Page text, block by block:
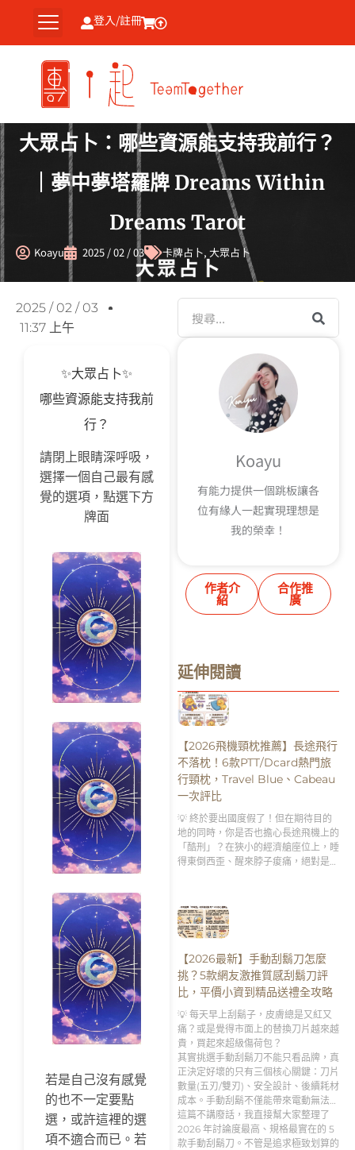
主
登入/註冊
大眾占卜：哪些資源能支持我前行？
｜夢中夢塔羅牌 Dreams Within
Dreams Tarot
Koayu 2025 / 02 / 03 卡牌占卜, 大眾占卜
2025 / 02 / 03
11:37 上午
✨大眾占卜✨
哪些資源能支持我前
行？
請閉上眼睛深呼吸，
選擇一個自己最有感
覺的選項，點選下方
牌面
若是自己沒有感覺
的也不一定要點
選，或許這裡的選
項不適合而已。若
Koayu
有能力提供一個跳板讓各
位有緣人一起實現理想是
我的榮幸！
作者介
紹
合作推
廣
延伸閱讀
【2026飛機頸枕推薦】長途飛行
不落枕！6款PTT/Dcard熱門旅
行頸枕，Travel Blue、Cabeau
一次評比
💡 終於要出國度假了！但在期待目的
地的同時，你是否也擔心長途飛機上的
「酷刑」？在狹小的經濟艙座位上，睡
得東倒西歪、醒來脖子痠痛，絕對是破
【2026最新】手動刮鬍刀怎麼
挑？5款網友激推質感刮鬍刀評
比，平價小資到精品送禮全攻略
💡 每天早上刮鬍子，皮膚總是又紅又
痛？或是覺得市面上的替換刀片越來越
貴，買起來超級傷荷包？
其實挑選手動刮鬍刀不能只看品牌，真
正決定好壞的只有三個核心關鍵：刀片
數量(五刃/雙刃)、安全設計、後續耗材
成本。手動刮鬍不僅能帶來電動無法比
擬的「極致貼合刮淨度」，更是男人專
屬的「早晨理容儀式感」。
這篇不講廢話，我直接幫大家整理了
2026 年討論度最高、規格最實在的 5
款手動刮鬍刀。不管是追求極致划算的